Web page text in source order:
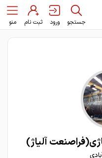
جستجو ورود ثبت نام منو
آلیاژ)